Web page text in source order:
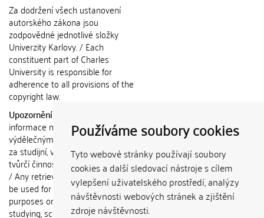
Používáme soubory cookies
Tyto webové stránky používají soubory
cookies a další sledovací nástroje s cílem
vylepšení uživatelského prostředí, analýzy
návštěvnosti webových stránek a zjištění
zdroje návštěvnosti.
Za dodržení všech ustanovení
autorského zákona jsou
zodpovědné jednotlivé složky
Univerzity Karlovy. / Each
constituent part of Charles
University is responsible for
adherence to all provisions of the
copyright law.
Upozornění / Notice:
informace nemohou být použity k
výdělečným účelům nebo vydávány
za studijní, vědeckou nebo jinou
tvůrčí činnost jiné osoby než autora.
/ Any retrieved information shall not
be used for any commercial
purposes or claimed as results of
studying, scientific or any other